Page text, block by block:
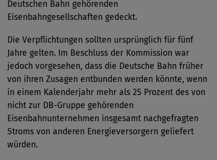
Deutschen Bahn gehörenden
Eisenbahngesellschaften gedeckt.
Die Verpflichtungen sollten ursprünglich für fünf
Jahre gelten. Im Beschluss der Kommission war
jedoch vorgesehen, dass die Deutsche Bahn früher
von ihren Zusagen entbunden werden könnte, wenn
in einem Kalenderjahr mehr als 25 Prozent des von
nicht zur DB-Gruppe gehörenden
Eisenbahnunternehmen insgesamt nachgefragten
Stroms von anderen Energieversorgern geliefert
würden.